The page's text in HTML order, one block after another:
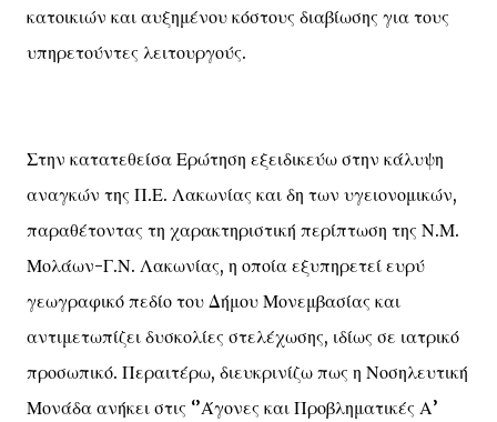
κατοικιών και αυξημένου κόστους διαβίωσης για τους
υπηρετούντες λειτουργούς.
Στην κατατεθείσα Ερώτηση εξειδικεύω στην κάλυψη
αναγκών της Π.Ε. Λακωνίας και δη των υγειονομικών,
παραθέτοντας τη χαρακτηριστική περίπτωση της Ν.Μ.
Μολάων-Γ.Ν. Λακωνίας, η οποία εξυπηρετεί ευρύ
γεωγραφικό πεδίο του Δήμου Μονεμβασίας και
αντιμετωπίζει δυσκολίες στελέχωσης, ιδίως σε ιατρικό
προσωπικό. Περαιτέρω, διευκρινίζω πως η Νοσηλευτική
Μονάδα ανήκει στις ‘’Άγονες και Προβληματικές Α’